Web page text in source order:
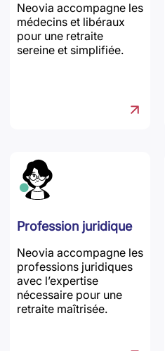
Neovia accompagne les
médecins et libéraux
pour une retraite
sereine et simplifiée.
Profession juridique
Neovia accompagne les
professions juridiques
avec l’expertise
nécessaire pour une
retraite maîtrisée.